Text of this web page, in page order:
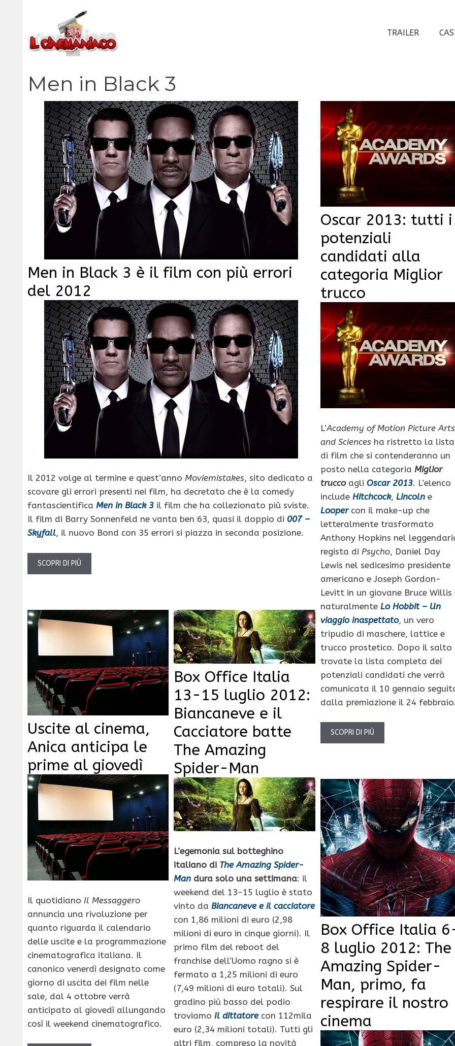
contenuto
TRAILER
Men in Black 3
Men in Black 3 è il film con più errori
del 2012
Il 2012 volge al termine e quest’anno Moviemistakes, sito dedicato a
scovare gli errori presenti nei film, ha decretato che è la comedy
fantascientifica Men in Black 3 il film che ha collezionato più sviste.
Il film di Barry Sonnenfeld ne vanta ben 63, quasi il doppio di 007 –
Skyfall, il nuovo Bond con 35 errori si piazza in seconda posizione.
SCOPRI DI PIÙ
Oscar 2013: tutti i
potenziali
candidati alla
categoria Miglior
trucco
L’Academy of Motion Picture Arts
and Sciences ha ristretto la lista
di film che si contenderanno un
posto nella categoria Miglior
truccoagli Oscar 2013. L’elenco
include Hitchcock, Lincolne
Looper con il make-up che
letteralmente trasformato
Anthony Hopkins nel
regista di Psycho, Daniel Day
Lewis nel sedicesimo presidente
americano e Joseph Gordon-
Levitt in un giovane Bruce Willis
naturalmente Lo Hobbit – Un
viaggio inaspettato, un vero
tripudio di maschere, lattice e
trucco prostetico. Dopo il salto
trovate la lista completa dei
potenziali candidati che verrà
comunicata il 10 gennaio
dalla premiazione il 24
SCOPRI DI PIÙ
Uscite al cinema,
Anica anticipa le
prime al giovedì
Il quotidiano Il Messaggero
annuncia una rivoluzione per
quanto riguarda il calendario
delle uscite e la programmazione
cinematografica italiana. Il
canonico venerdì designato come
giorno di uscita dei film nelle
sale, dal 4 ottobre verrà
anticipato al giovedì allungando
così il weekend cinematografico.
Box Office Italia
13-15 luglio 2012:
Biancaneve e il
Cacciatore batte
The Amazing
Spider-Man
L’egemonia sul botteghino
italiano di The Amazing Spider-
Man dura solo una settimana: il
weekend del 13-15 luglio è stato
vinto daBiancaneve e il cacciatore
con 1,86 milioni di euro (2,98
milioni di euro in cinque giorni). Il
primo film del reboot del
franchise dell’Uomo ragno si è
fermato a 1,25 milioni di euro
(7,49 milioni di euro totali). Sul
gradino più basso del podio
troviamo Il dittatorecon 112mila
euro (2,34 milioni totali). Tutti gli
altri film, compreso la novità
Box Office Italia
8 luglio 2012: The
Amazing Spider-
Man, primo, fa
respirare il nostro
cinema